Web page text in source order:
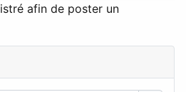
afin de poster un